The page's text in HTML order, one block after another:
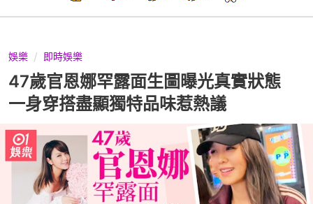
娛樂 即時娛樂
47歲官恩娜罕露面生圖曝光真實狀態
一身穿搭盡顯獨特品味惹熱議